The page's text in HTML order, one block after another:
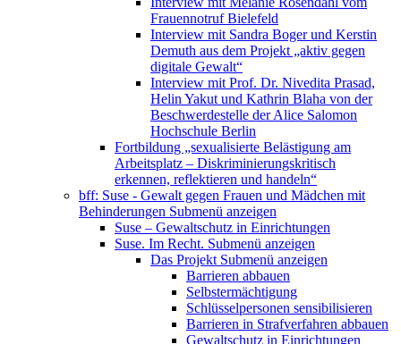
Frauennotruf Bielefeld
Interview mit Sandra Boger und Kerstin
Demuth aus dem Projekt „aktiv gegen
digitale Gewalt“
Interview mit Prof. Dr. Nivedita Prasad,
Helin Yakut und Kathrin Blaha von der
Beschwerdestelle der Alice Salomon
Hochschule Berlin
Fortbildung „sexualisierte Belästigung am
Arbeitsplatz – Diskriminierungskritisch
erkennen, reflektieren und handeln“
bff: Suse - Gewalt gegen Frauen und Mädchen mit
Behinderungen Submenü anzeigen
Suse – Gewaltschutz in Einrichtungen
Suse. Im Recht. Submenü anzeigen
Das Projekt Submenü anzeigen
Barrieren abbauen
Selbstermächtigung
Schlüsselpersonen sensibilisieren
Barrieren in Strafverfahren abbauen
Gewaltschutz in Einrichtungen